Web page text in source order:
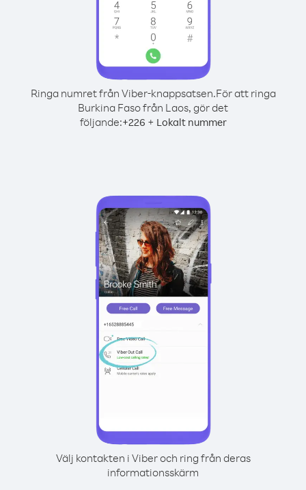
Ringa numret från Viber-knappsatsen.För att ringa
Burkina Faso från Laos, gör det
följande:+226 + Lokalt nummer
Välj kontakten i Viber och ring från deras
informationsskärm